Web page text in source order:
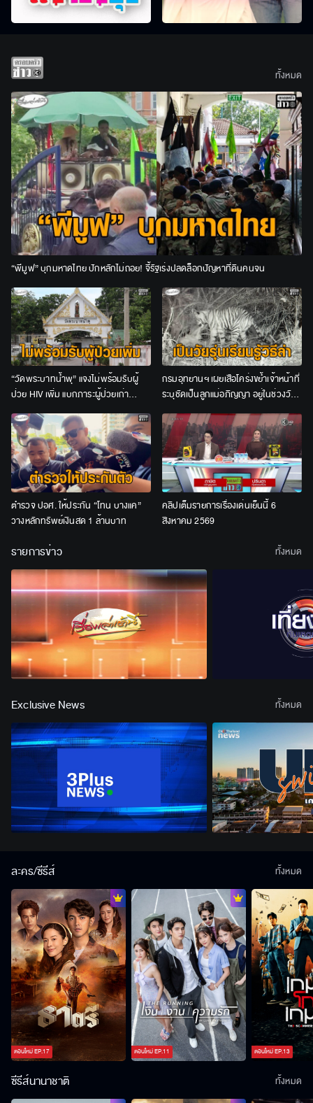
“พีมูฟ” บุกมหาดไทย ปักหลักไม่ถอย! จี้รัฐเร่งปลดล็อกปัญหาที่ดินคนจน
“วัดพระบาทน้ำพุ” แจงไม่พร้อมรับผู้
ป่วย HIV เพิ่ม แบกภาระผู้ป่วยเก่า
จนท.อีกกว่า 200 ชีวิต
กรมอุทยานฯ เผยเสือโคร่งขย้ำเจ้าหน้าที่
ระบุชัดเป็นลูกแม่อภิญญา อยู่ในช่วงวัย
รุ่น ชี้ไม่เข้าข่าย “เสือกินคน”
ตำรวจ ปอศ. ให้ประกัน “โทน บางแค”
วางหลักทรัพย์เงินสด 1 ล้านบาท
คลิปเต็มรายการเรื่องเด่นเย็นนี้ 6
สิงหาคม 2569
ทั้งหมด
รายการข่าว ทั้งหมด
Exclusive News ทั้งหมด
ละคร/ซีรีส์
ตอนใหม่EP.17 ตอนใหม่EP.11 ตอนใหม่EP.13
ทั้งหมด
ซีรีส์นานาชาติ ทั้งหมด